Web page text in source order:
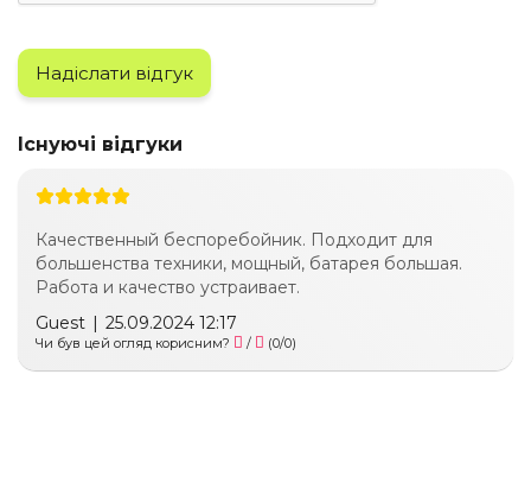
Надіслати відгук
Існуючі відгуки
Качественный беспоребойник. Подходит для
большенства техники, мощный, батарея большая.
Работа и качество устраивает.
Guest | 25.09.2024 12:17
Чи був цей огляд корисним? / (0/0)